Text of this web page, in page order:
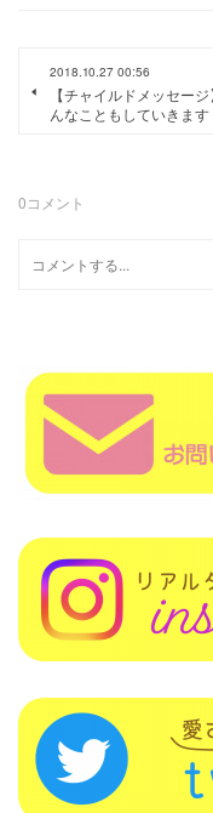
2018.10.27 00:56
【チャイルドメッセージ
んなこともしていきます
0コメント